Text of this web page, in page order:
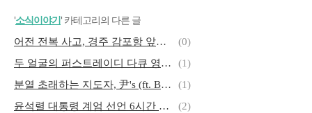
'소식이야기' 카테고리의 다른 글
어전 전복 사고, 경주 감포항 앞바다 사고
(0)
두 얼굴의 퍼스트레이디 다큐 영화 12일 개봉
(1)
분열 초래하는 지도자, 尹's (ft. BBC)
(1)
윤석렬 대통령 계엄 선언 6시간 만에 해제
(2)